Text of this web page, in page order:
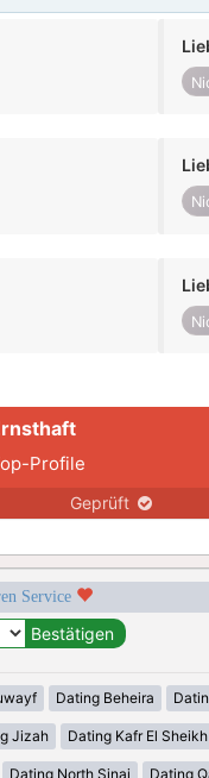
Profile
Geprüft
Service
Dating Beheira
Jizah Dating Kafr El Sheikh
Dating North Sinai Dating